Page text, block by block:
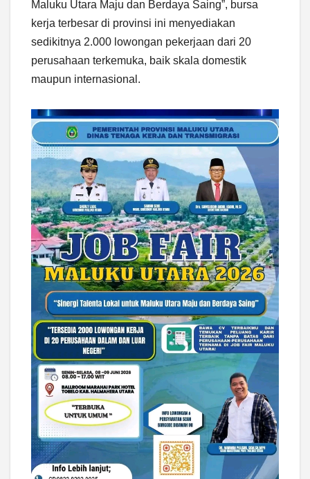
Maluku Utara Maju dan Berdaya Saing”, bursa
kerja terbesar di provinsi ini menyediakan
sedikitnya 2.000 lowongan pekerjaan dari 20
perusahaan terkemuka, baik skala domestik
maupun internasional.